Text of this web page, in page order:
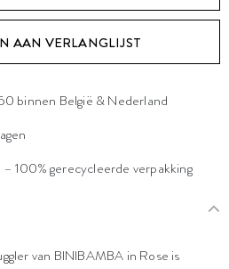
AAN VERLANGLIJST
binnen België & Nederland
100% gerecycleerde verpakking
van BINIBAMBA in Rose is